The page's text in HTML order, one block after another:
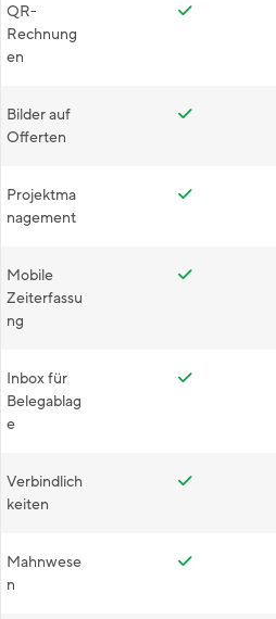
QR-
Rechnung
en
Bilder auf
Offerten
Projektma
nagement
Mobile
Zeiterfassu
ng
Inbox für
Belegablag
e
Verbindlich
keiten
Mahnwese
n